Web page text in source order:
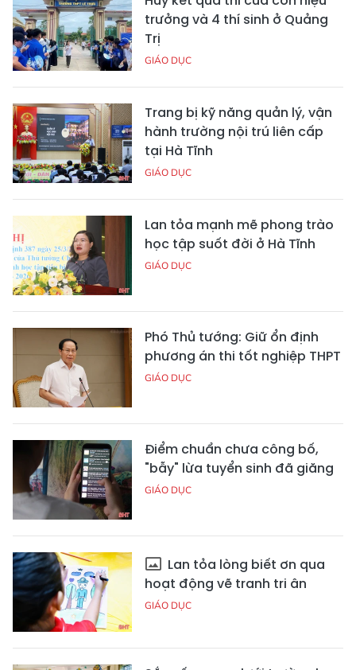
trưởng và 4 thí sinh ở Quảng
Trị
GIÁO DỤC
Trang bị kỹ năng quản lý, vận
hành trường nội trú liên cấp
tại Hà Tĩnh
GIÁO DỤC
Lan tỏa mạnh mẽ phong trào
học tập suốt đời ở Hà Tĩnh
GIÁO DỤC
Phó Thủ tướng: Giữ ổn định
phương án thi tốt nghiệp THPT
GIÁO DỤC
Điểm chuẩn chưa công bố,
"bẫy" lừa tuyển sinh đã giăng
GIÁO DỤC
Lan tỏa lòng biết ơn qua
hoạt động vẽ tranh tri ân
GIÁO DỤC